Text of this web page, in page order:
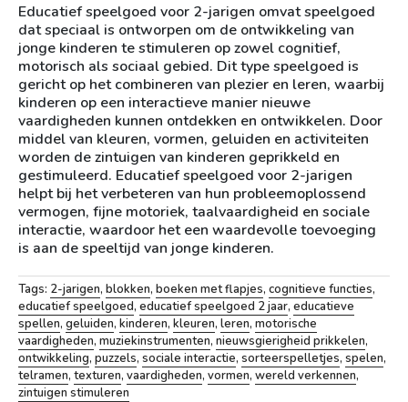
Educatief speelgoed voor 2-jarigen omvat speelgoed
dat speciaal is ontworpen om de ontwikkeling van
jonge kinderen te stimuleren op zowel cognitief,
motorisch als sociaal gebied. Dit type speelgoed is
gericht op het combineren van plezier en leren, waarbij
kinderen op een interactieve manier nieuwe
vaardigheden kunnen ontdekken en ontwikkelen. Door
middel van kleuren, vormen, geluiden en activiteiten
worden de zintuigen van kinderen geprikkeld en
gestimuleerd. Educatief speelgoed voor 2-jarigen
helpt bij het verbeteren van hun probleemoplossend
vermogen, fijne motoriek, taalvaardigheid en sociale
interactie, waardoor het een waardevolle toevoeging
is aan de speeltijd van jonge kinderen.
Tags: 2-jarigen, blokken, boeken met flapjes, cognitieve functies,
educatief speelgoed, educatief speelgoed 2 jaar, educatieve
spellen, geluiden, kinderen, kleuren, leren, motorische
vaardigheden, muziekinstrumenten, nieuwsgierigheid prikkelen,
ontwikkeling, puzzels, sociale interactie, sorteerspelletjes, spelen,
telramen, texturen, vaardigheden, vormen, wereld verkennen,
zintuigen stimuleren